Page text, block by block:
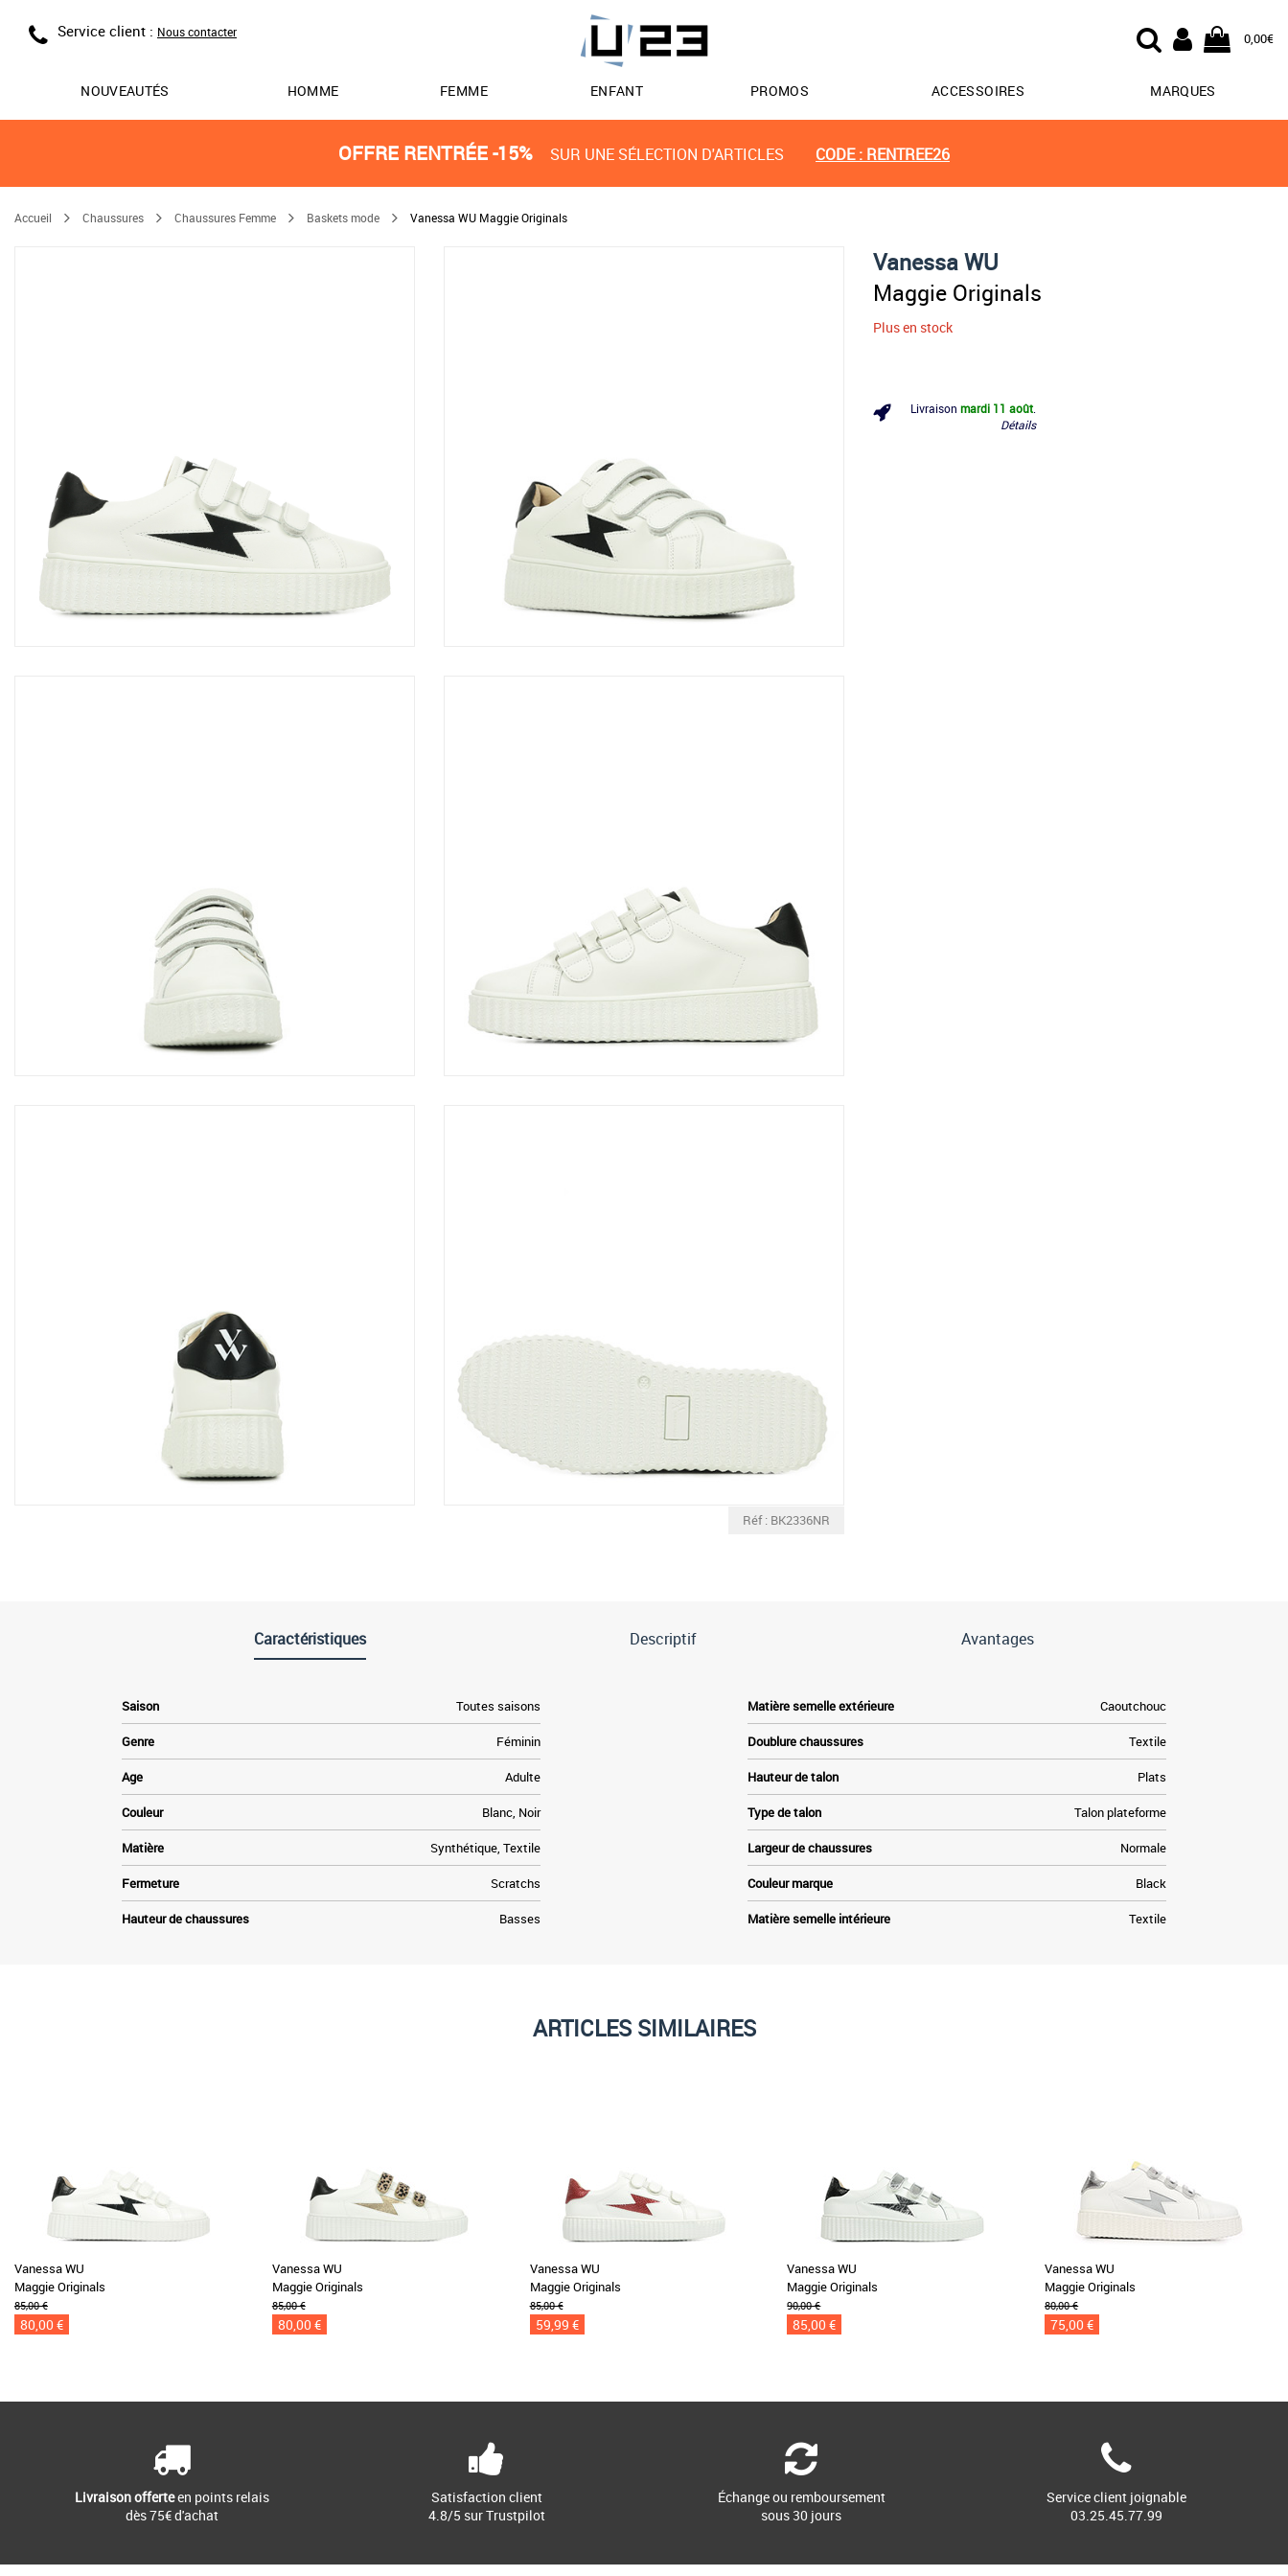
Service client : Nous contacter 0,00€
NOUVEAUTÉS HOMME FEMME ENFANT PROMOS ACCESSOIRES MARQUES
OFFRE RENTRÉE -15% SUR UNE SÉLECTION D'ARTICLES CODE : RENTREE26
Accueil Chaussures Chaussures Femme Baskets mode Vanessa WU Maggie Originals
Réf : BK2336NR
Vanessa WU
Maggie Originals
Plus en stock
Livraison mardi 11 août
Détails
Caractéristiques Descriptif Avantages
Saison Toutes saisons
Genre Féminin
Age Adulte
Couleur Blanc, Noir
Matière Synthétique, Textile
Fermeture Scratchs
Hauteur de chaussures Basses
Matière semelle extérieure Caoutchouc
Doublure chaussures Textile
Hauteur de talon Plats
Type de talon Talon plateforme
Largeur de chaussures Normale
Couleur marque Black
Matière semelle intérieure Textile
ARTICLES SIMILAIRES
Vanessa WU
Maggie Originals
85,00 €
80,00 €
Vanessa WU
Maggie Originals
85,00 €
80,00 €
Vanessa WU
Maggie Originals
85,00 €
59,99 €
Vanessa WU
Maggie Originals
90,00 €
85,00 €
Vanessa WU
Maggie Originals
80,00 €
75,00 €
Livraison offerteen points relais
dès 75€ d'achat
Satisfaction client
4.8/5 sur Trustpilot
Échange ou remboursement
sous 30 jours
Service client joignable
03.25.45.77.99